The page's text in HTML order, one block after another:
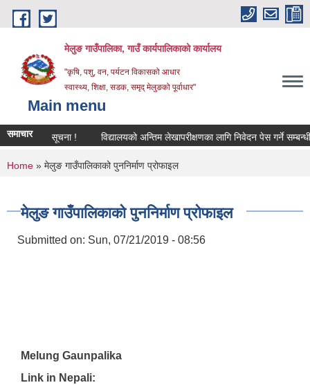
Skip to main content
मेलुङ गाउँपालिका, गाउँ कार्यपालिकाको कार्यालय
"कृषि, पशु, वन, पर्यटन विकासको आधार
स्वास्थ्य, शिक्षा, सडक, समृद् मेलुङको पूर्वाधार"
Main menu
समाचार
सम्बन्धी सूचना ! विद्यालयको अन्तिम लेखापरीक्षणका लागि निवेदन पेस गर्ने सम्बन्धी
You are here
Home » मेलुङ गाउँपालिकाको पुननिर्माण प्रोफाइल
मेलुङ गाउँपालिकाको पुननिर्माण प्रोफाइल
Submitted on: Sun, 07/21/2019 - 08:56
Melung Gaunpalika
Link in Nepali: